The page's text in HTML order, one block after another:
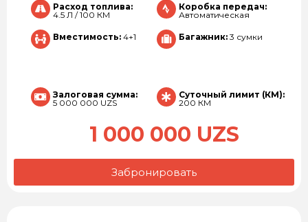
Расход топлива:
4.5 Л / 100 КМ
Коробка передач:
Автоматическая
Вместимость: 4+1 Багажник: 3 сумки
Залоговая сумма:
5 000 000 UZS
Суточный лимит (КМ):
200 КМ
1 000 000 UZS
Забронировать